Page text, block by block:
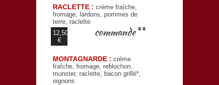
RACLETTE : crème fraîche,
fromage, lardons, pommes de
terre, raclette
12,50
€
MONTAGNARDE : crème
fraîche, fromage, reblochon,
munster, raclette, bacon grillé*,
oignons
commande**